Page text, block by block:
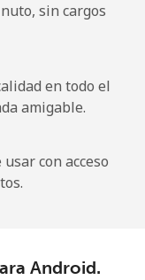
una contraseña
sin cargos
en todo el
amigable.
con acceso
Android.